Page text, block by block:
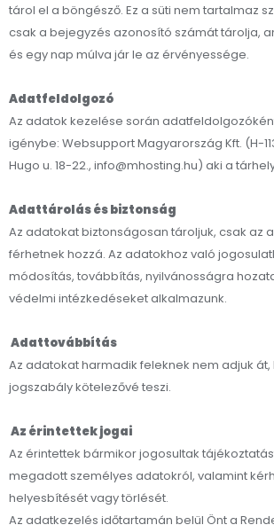
tárol el a böngésző. Ez a süti nem tartalmaz
csak a bejegyzés azonosító számát tárolja,
és egy nap múlva jár le az érvényessége.
Adatfeldolgozó
Az adatok kezelése során
igénybe: Websupport Magyarország Kft. (H-
Hugo u. 18-22., info@mhosting.hu) aki a
Adattárolás és biztonság
Az adatokat biztonságosan tároljuk, csak az
férhetnek hozzá. Az adatokhoz való
módosítás, továbbítás, nyilvánosságra
védelmi intézkedéseket alkalmazunk.
Adattovábbítás
Az adatokat harmadik feleknek nem adjuk át,
jogszabály kötelezővé teszi.
Az érintettek jogai
Az érintettek bármikor jogosultak
megadott személyes adatokról, valamint
helyesbítését vagy törlését.
Az adatkezelés időtartamán belül Önt a